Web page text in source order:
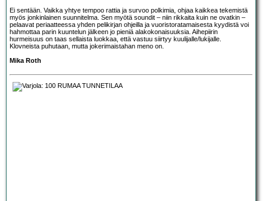
Ei sentään. Vaikka yhtye tempoo rattia ja survoo polkimia, ohjaa kaikkea tekemistä
myös jonkinlainen suunnitelma. Sen myötä soundit – niin rikkaita kuin ne ovatkin –
pelaavat periaatteessa yhden pelikirjan ohjeilla ja vuoristoratamaisesta kyydistä voi
hahmottaa parin kuuntelun jälkeen jo pieniä alakokonaisuuksia. Aihepiirin
hurmeisuus on taas sellaista luokkaa, että vastuu siirtyy kuulijalle/lukijalle.
Klovneista puhutaan, mutta jokerimaistahan meno on.
Mika Roth